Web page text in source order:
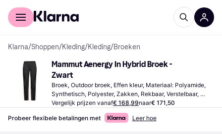
Voor shoppers
Klarna/Shoppen/Kleding/Kleding/Broeken
Mammut Aenergy In Hybrid Broek -
Zwart
Broek, Outdoor broek, Effen kleur, Materiaal: Polyamide,
Synthetisch, Polyester, Zakken, Rekbaar, Verstelbaar,
Ademend, Waterafstotend, Winddicht, Verstelbare Bandjes
Vergelijk prijzen vanaf€ 168,99naar€ 171,50
Probeer flexibele betalingen met Leer hoe